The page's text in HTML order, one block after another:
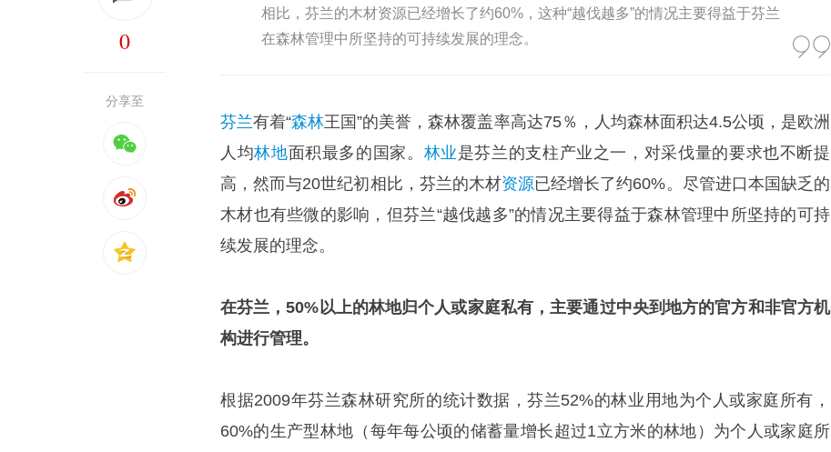
0
分享至
相比，芬兰的木材资源已经增长了约60%，这种“越伐越多”的情况主要得益于芬兰
在森林管理中所坚持的可持续发展的理念。
芬兰有着“森林王国”的美誉，森林覆盖率高达75％，人均森林面积达4.5公顷，是欧洲
人均林地面积最多的国家。 林业是芬兰的支柱产业之一，对采伐量的要求也不断提
高，然而与20世纪初相比，芬兰的木材资源已经增长了约60%。尽管进口本国缺乏的
木材也有些微的影响，但芬兰“越伐越多”的情况主要得益于森林管理中所坚持的可持
续发展的理念。
在芬兰，50%以上的林地归个人或家庭私有，主要通过中央到地方的官方和非官方机
构进行管理。
根据2009年芬兰森林研究所的统计数据，芬兰52%的林业用地为个人或家庭所有，
60%的生产型林地（每年每公顷的储蓄量增长超过1立方米的林地）为个人或家庭所